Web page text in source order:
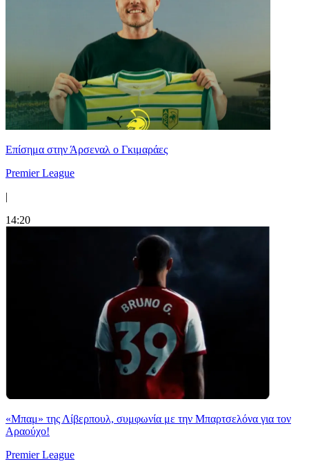
Επίσημα στην Άρσεναλ ο Γκιμαράες
Premier League
|
14:20
«Μπαμ» της Λίβερπουλ, συμφωνία με την Μπαρτσελόνα για τον
Αραούχο!
Premier League